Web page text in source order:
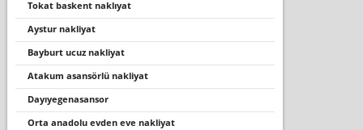
tokat baskent naklıyat
aystur nakliyat
bayburt ucuz nakliyat
atakum asansörlü nakliyat
dayıyegenasansor
orta anadolu evden eve nakli̇yat